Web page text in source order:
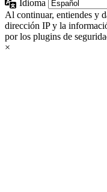
Idioma
Al continuar, entiendes y
dirección IP y la
por los plugins de
×